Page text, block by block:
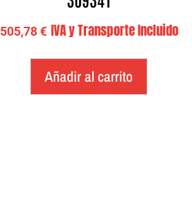
505,78€ IVA y Transporte Incluido
Añadir al carrito